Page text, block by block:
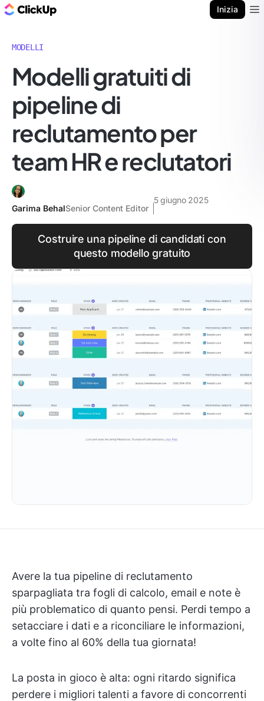
Inizia
MODELLI
Modelli gratuiti di
pipeline di
reclutamento per
team HR e reclutatori
Garima BehalSenior Content Editor
5 giugno 2025
Costruire una pipeline di candidati con
questo modello gratuito
Avere la tua pipeline di reclutamento
sparpagliata tra fogli di calcolo, email e note è
più problematico di quanto pensi. Perdi tempo a
setacciare i dati e a riconciliare le informazioni,
a volte fino al 60% della tua giornata!
La posta in gioco è alta: ogni ritardo significa
perdere i migliori talenti a favore di concorrenti